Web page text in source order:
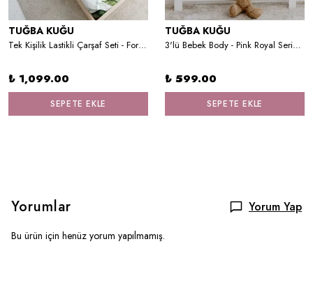
TUĞBA KUĞU
Tek Kişilik Lastikli Çarşaf Seti - For Baby Serisi - Suluboya Aslan
₺ 1,099.00
SEPETE EKLE
TUĞBA KUĞU
3'lü Bebek Body - Pink Royal Series - H Harfi
₺ 599.00
SEPETE EKLE
Yorumlar Yorum Yap
Bu ürün için henüz yorum yapılmamış.